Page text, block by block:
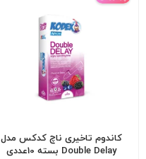
کاندوم تاخیری ناچ کدکس مدل
Double Delay بسته 10عددی